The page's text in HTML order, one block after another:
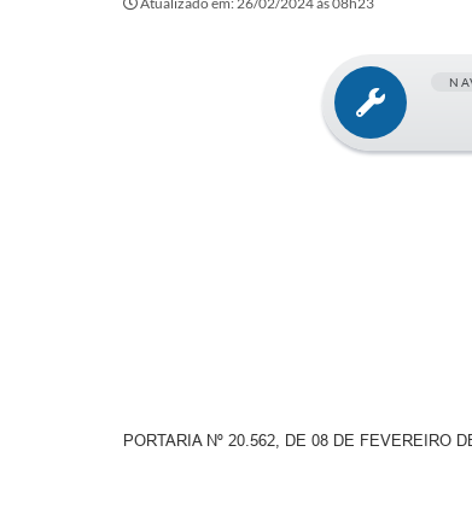
PORTARIA Nº 20.562, DE 08 DE FEVEREIRO